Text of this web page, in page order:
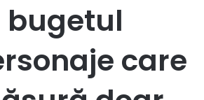
bugetul
care